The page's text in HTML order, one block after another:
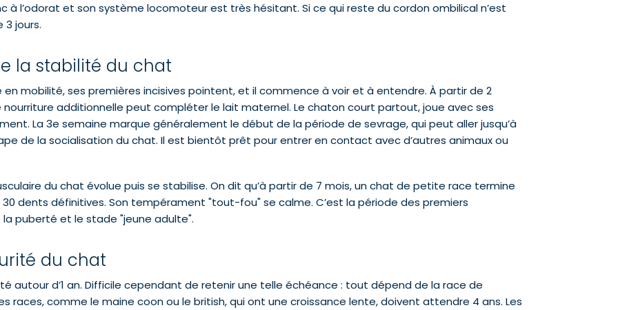
à l’odorat et son système locomoteur est très hésitant. Si ce qui reste du cordon ombilical n’est
jours.
la stabilité du chat
en mobilité, ses premières incisives pointent, et il commence à voir et à entendre. À partir de 2
nourriture additionnelle peut compléter le lait maternel. Le chaton court partout, joue avec ses
La 3e semaine marque généralement le début de la période de sevrage, qui peut aller jusqu’à
de la socialisation du chat. Il est bientôt prêt pour entrer en contact avec d’autres animaux ou
du chat évolue puis se stabilise. On dit qu’à partir de 7 mois, un chat de petite race termine
dents définitives. Son tempérament "tout-fou" se calme. C’est la période des premiers
puberté et le stade "jeune adulte".
du chat
autour d’1 an. Difficile cependant de retenir une telle échéance : tout dépend de la race de
races, comme le maine coon ou le british, qui ont une croissance lente, doivent attendre 4 ans. Les